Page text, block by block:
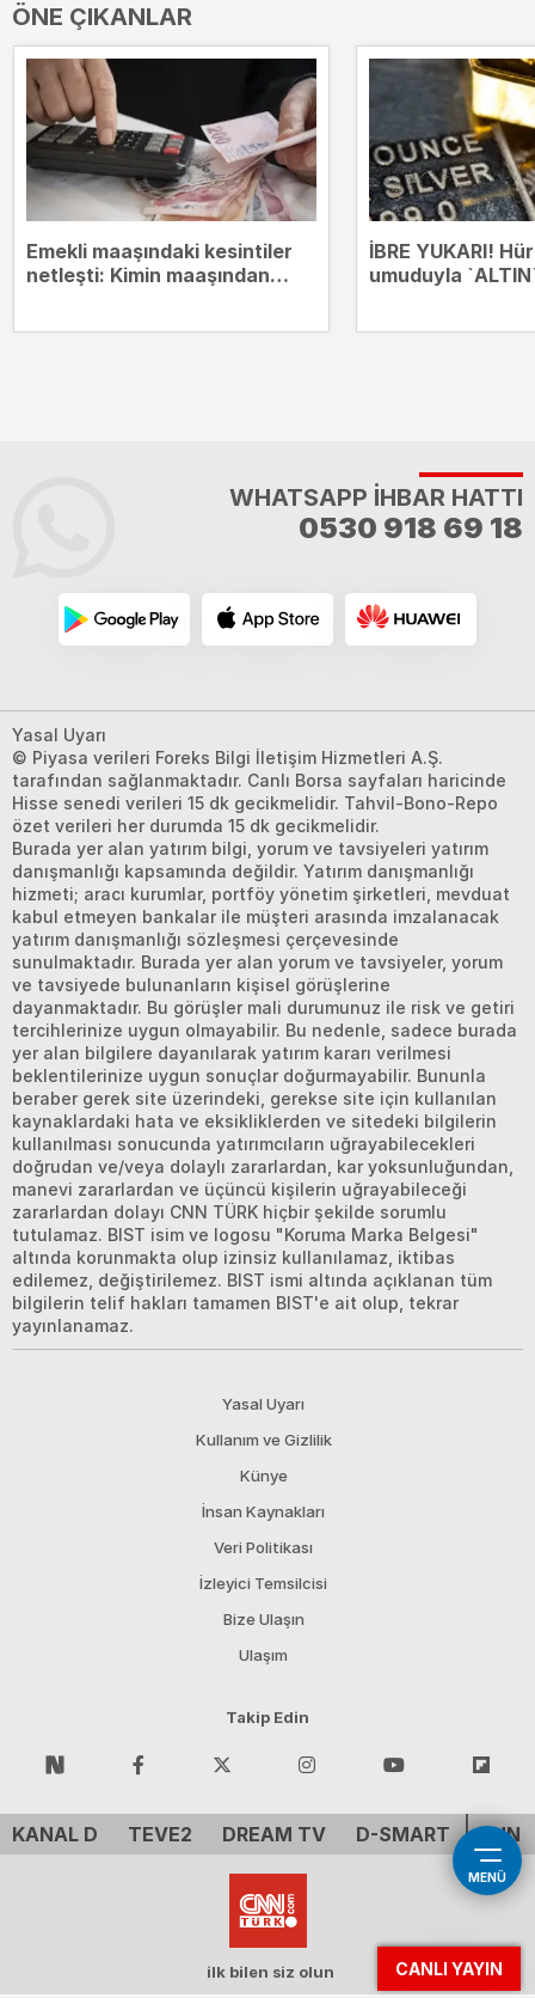
MENÜ
CANLI YAYIN
ÖNE ÇIKANLAR
Emekli maaşındaki kesintiler
netleşti: Kimin maaşından
İBRE YUKARI!
umuduyla
WHATSAPP İHBAR HATTI
0530 918 69 18
Yasal Uyarı
© Piyasa verileri Foreks Bilgi İletişim Hizmetleri A.Ş.
tarafından sağlanmaktadır. Canlı Borsa sayfaları haricinde
Hisse senedi verileri 15 dk gecikmelidir. Tahvil-Bono-Repo
özet verileri her durumda 15 dk gecikmelidir.
Burada yer alan yatırım bilgi, yorum ve tavsiyeleri yatırım
danışmanlığı kapsamında değildir. Yatırım danışmanlığı
hizmeti; aracı kurumlar, portföy yönetim şirketleri, mevduat
kabul etmeyen bankalar ile müşteri arasında imzalanacak
yatırım danışmanlığı sözleşmesi çerçevesinde
sunulmaktadır. Burada yer alan yorum ve tavsiyeler, yorum
ve tavsiyede bulunanların kişisel görüşlerine
dayanmaktadır. Bu görüşler mali durumunuz ile risk ve getiri
tercihlerinize uygun olmayabilir. Bu nedenle, sadece burada
yer alan bilgilere dayanılarak yatırım kararı verilmesi
beklentilerinize uygun sonuçlar doğurmayabilir. Bununla
beraber gerek site üzerindeki, gerekse site için kullanılan
kaynaklardaki hata ve eksikliklerden ve sitedeki bilgilerin
kullanılması sonucunda yatırımcıların uğrayabilecekleri
doğrudan ve/veya dolaylı zararlardan, kar yoksunluğundan,
manevi zararlardan ve üçüncü kişilerin uğrayabileceği
zararlardan dolayı CNN TÜRK hiçbir şekilde sorumlu
tutulamaz. BIST isim ve logosu "Koruma Marka Belgesi"
altında korunmakta olup izinsiz kullanılamaz, iktibas
edilemez, değiştirilemez. BIST ismi altında açıklanan tüm
bilgilerin telif hakları tamamen BIST'e ait olup, tekrar
yayınlanamaz.
Yasal Uyarı
Kullanım ve Gizlilik
Künye
İnsan Kaynakları
Veri Politikası
İzleyici Temsilcisi
Bize Ulaşın
Ulaşım
Takip Edin
KANAL D TEVE2 DREAM TV D-SMART CNN
ilk bilen siz olun